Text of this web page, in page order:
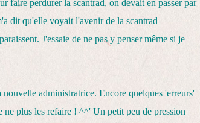
faire perdurer la scantrad, on devait en passer par
dit qu'elle voyait l'avenir de la scantrad
J'essaie de ne pas y penser même si je
administratrice. Encore quelques 'erreurs'
ne plus les refaire ! ^^' Un petit peu de pression